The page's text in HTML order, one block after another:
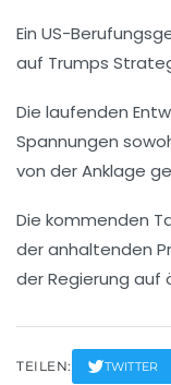
Ein US-
auf Trumps
Die laufenden
Spannungen
von der Anklage
Die kommenden
der anhaltenden
der Regierung auf
TEILEN: TWITTER